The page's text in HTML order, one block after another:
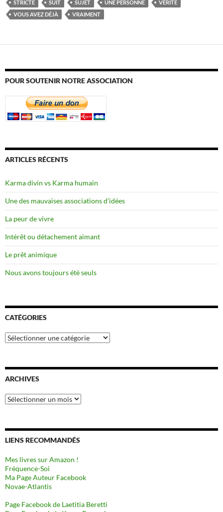
STRICTE SUIT SUJET UNE PERSONNE
VÉRITÉ
VOUS AVEZ DÉJÀ
VRAIMENT
POUR SOUTENIR NOTRE ASSOCIATION
ARTICLES RÉCENTS
Karma divin vs Karma humain
Une des mauvaises associations d’idées
La peur de vivre
Intérêt ou détachement aimant
Le prêt animique
Nous avons toujours été seuls
CATÉGORIES
Catégories
ARCHIVES
Archives
LIENS RECOMMANDÉS
Mes livres sur Amazon !
Fréquence-Soi
Ma Page Auteur Facebook
Novae-Atlantis
Page Facebook de Laetitia Beretti